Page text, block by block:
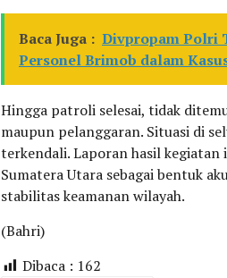
Baca Juga : Divpropam Polri
Personel Brimob dalam
Hingga patroli selesai, tidak
maupun pelanggaran. Situasi di
terkendali. Laporan hasil kegiatan
Sumatera Utara sebagai bentuk
stabilitas keamanan wilayah.
(Bahri)
Dibaca : 162